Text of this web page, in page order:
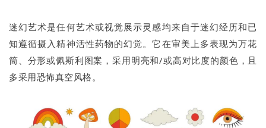
迷幻艺术是任何艺术或视觉展示灵感均来自于迷幻经历和已
知遵循摄入精神活性药物的幻觉。它在审美上多表现为万花
筒、分形或佩斯利图案，采用明亮和/或高对比度的颜色，且
多采用恐怖真空风格。